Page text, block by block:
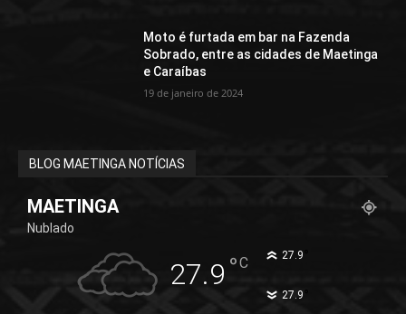
Moto é furtada em bar na Fazenda
Sobrado, entre as cidades de Maetinga
e Caraíbas
19 de janeiro de 2024
BLOG MAETINGA NOTÍCIAS
MAETINGA
Nublado
27.9 °C 27.9
27.9